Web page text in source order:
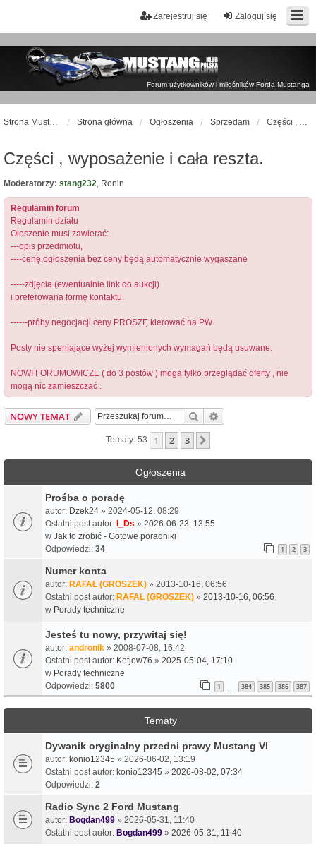
Zaloguj się
Zarejestruj się
Forum użytkowników i miłośników Forda Mustanga
Strona Mustangklub.pl Strona główna Ogłoszenia Sprzedam Części , wyposażenie i cała reszta.
Części , wyposażenie i cała reszta.
Moderatorzy: stang232, Ronin
Regulamin forum
Regulamin działu
Ołoszenie musi zawierać:
---opis przedmiotu,
----cenę,ogłoszenia bez ceny będą automatycznie wygaszane
-----zdjęcia (ewentualnie link do aukcji)
i preferowana formę kontaktu.
------próby negocjacji ceny PROSZĘ kierować na PW
Posty nie speniające wyżej wymienionych wymagań będą usuwane.
NOWI FORUMOWICZE ( do 3 postów ) mogą tylko przeglądać oferty , nie
mogą nic zamieszczać .
NOWY TEMAT Szukaj
Tematy: 53 1 2 3
Ogłoszenia
Prośba o poradę
autor: Dzek24 » 2024-05-12, 08:29
Ostatni post autor: I_Ds » 2026-06-23, 13:55
w Jak to zrobić - Gotowe poradniki
Odpowiedzi: 34 1 2 3
Numer konta
autor: RAFAŁ (GROSZEK) » 2013-10-16, 06:56
Ostatni post autor: RAFAŁ (GROSZEK) » 2013-10-16, 06:56
w Porady techniczne
Jesteś tu nowy, przywitaj się!
autor: andronik » 2008-07-08, 16:42
Ostatni post autor: Ketjow76 » 2025-05-04, 17:10
w Porady techniczne
Odpowiedzi: 5800 1 384 385 386 387
Tematy
Dywanik oryginalny przedni prawy Mustang VI
autor: konio12345 » 2026-06-02, 13:19
Ostatni post autor: konio12345 » 2026-08-02, 07:34
Odpowiedzi: 2
Radio Sync 2 Ford Mustang
autor: Bogdan499 » 2026-05-31, 11:40
Ostatni post autor: Bogdan499 » 2026-05-31, 11:40